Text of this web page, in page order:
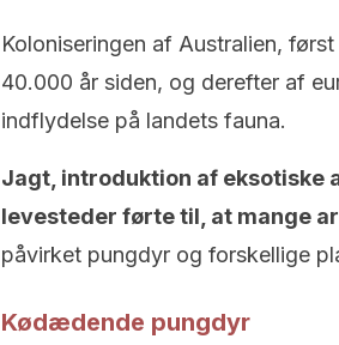
Koloniseringen af ​​Australien,
40.000 år siden, og derefter af
indflydelse på landets fauna.
Jagt, introduktion af eksotiske
levesteder førte til, at mange
påvirket pungdyr og forskellige
Kødædende pungdyr